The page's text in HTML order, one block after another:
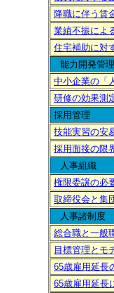
降職に伴う賃
業績不振によ
住宅補助に対
能力開発管理
中小企業の「
研修の効果測
採用管理
技能実習の安
採用面接の限
人事組織
権限委譲の必
取締役会と集
人事諸制度
総合職と一般
目標管理とモ
65歳雇用延長
65歳雇用延長